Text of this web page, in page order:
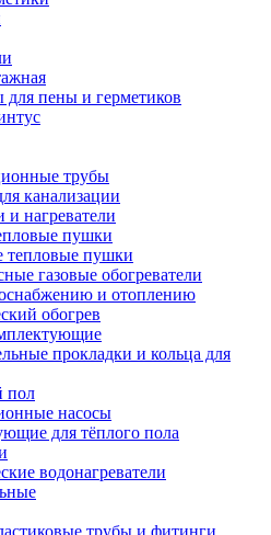
для пены и герметиков
трубы
канализации
нагреватели
пушки
тепловые пушки
газовые обогреватели
и отоплению
обогрев
прокладки и кольца для
пол
насосы
для тёплого пола
водонагреватели
трубы и фитинги